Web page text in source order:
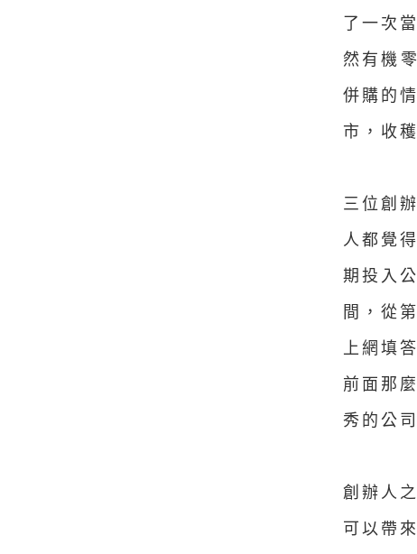
了一次
然有機
併購的
市，收
三位創
人都覺
期投入
間，從
上網填
前面那
秀的公
創辦人
可以帶